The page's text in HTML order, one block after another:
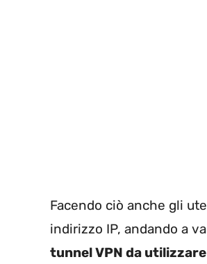
Facendo ciò anche gli
indirizzo IP, andando a
tunnel VPN da